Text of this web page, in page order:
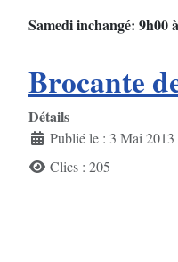
Samedi inchangé: 9h00
Brocante
Détails
Publié le : 3 Mai 2013
Clics : 205